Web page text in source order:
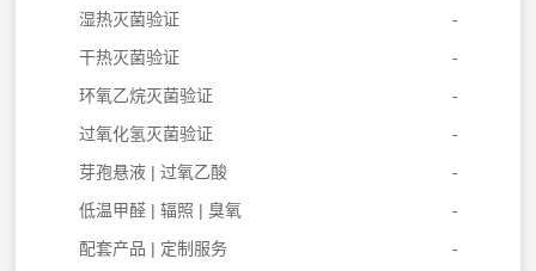
湿热灭菌验证
干热灭菌验证
环氧乙烷灭菌验证
过氧化氢灭菌验证
芽孢悬液 | 过氧乙酸
低温甲醛 | 辐照 | 臭氧
配套产品 | 定制服务